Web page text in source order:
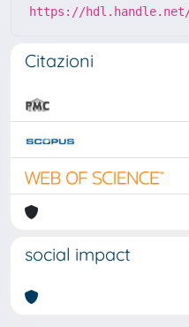
https://hdl.handle.net/
Citazioni
social impact